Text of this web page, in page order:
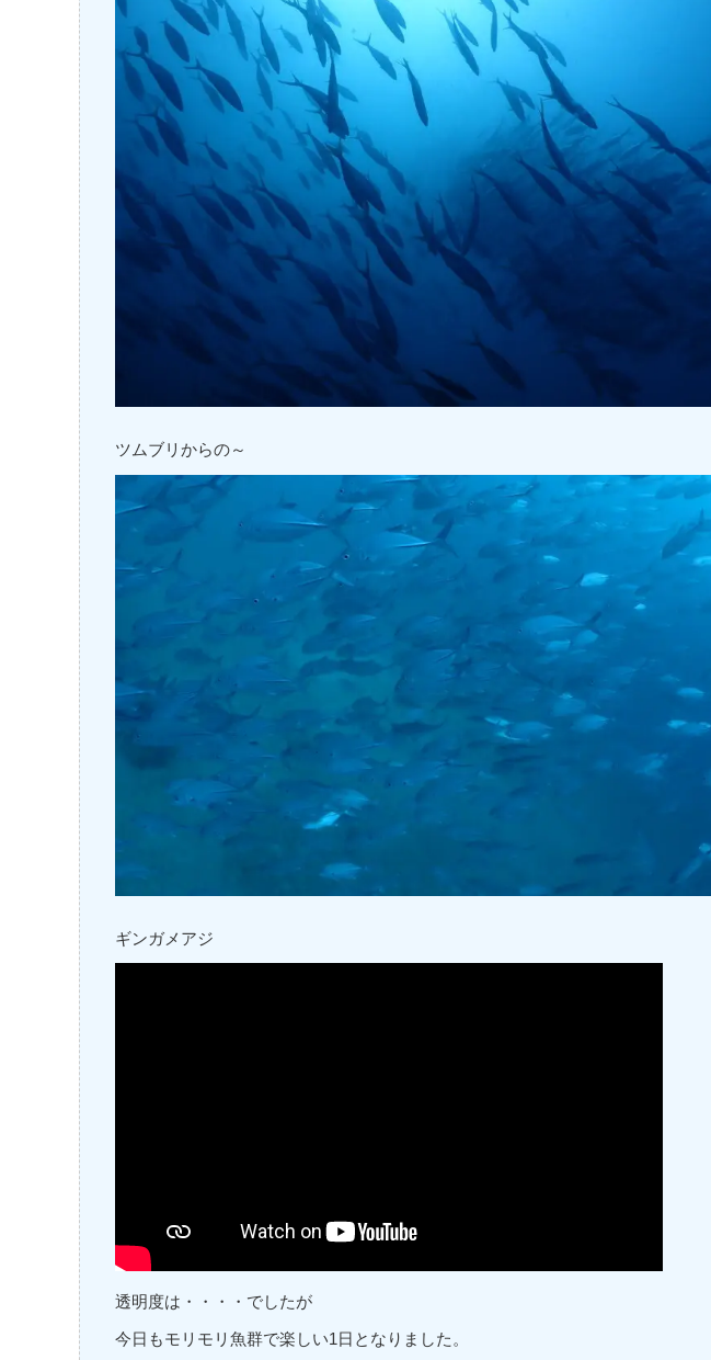
ツムブリからの～
ギンガメアジ
透明度は・・・・でしたが
今日もモリモリ魚群で楽しい1日となりました。